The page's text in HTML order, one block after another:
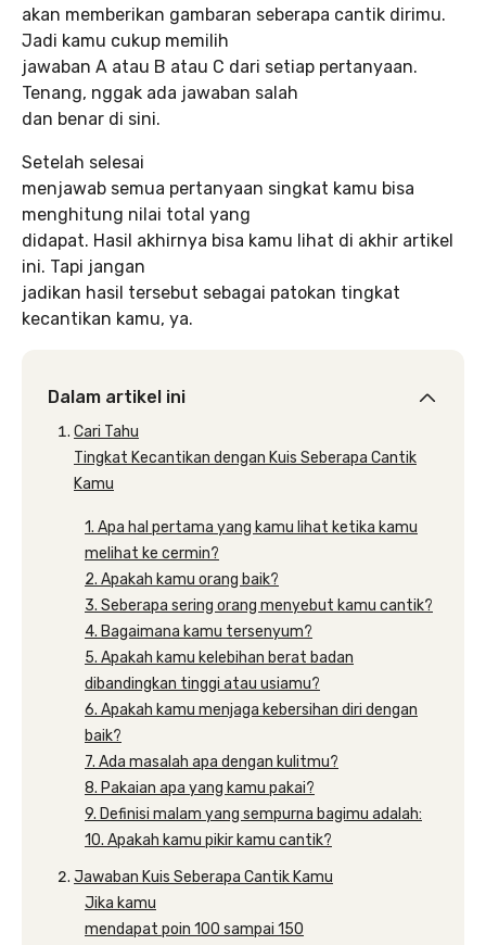
akan memberikan gambaran seberapa cantik dirimu.
Jadi kamu cukup memilih
jawaban A atau B atau C dari setiap pertanyaan.
Tenang, nggak ada jawaban salah
dan benar di sini.
Setelah selesai
menjawab semua pertanyaan singkat kamu bisa
menghitung nilai total yang
didapat. Hasil akhirnya bisa kamu lihat di akhir artikel
ini. Tapi jangan
jadikan hasil tersebut sebagai patokan tingkat
kecantikan kamu, ya.
Dalam artikel ini
Cari Tahu
Tingkat Kecantikan dengan Kuis Seberapa Cantik
Kamu
1. Apa hal pertama yang kamu lihat ketika kamu
melihat ke cermin?
2. Apakah kamu orang baik?
3. Seberapa sering orang menyebut kamu cantik?
4. Bagaimana kamu tersenyum?
5. Apakah kamu kelebihan berat badan
dibandingkan tinggi atau usiamu?
6. Apakah kamu menjaga kebersihan diri dengan
baik?
7. Ada masalah apa dengan kulitmu?
8. Pakaian apa yang kamu pakai?
9. Definisi malam yang sempurna bagimu adalah:
10. Apakah kamu pikir kamu cantik?
Jawaban Kuis Seberapa Cantik Kamu
Jika kamu
mendapat poin 100 sampai 150